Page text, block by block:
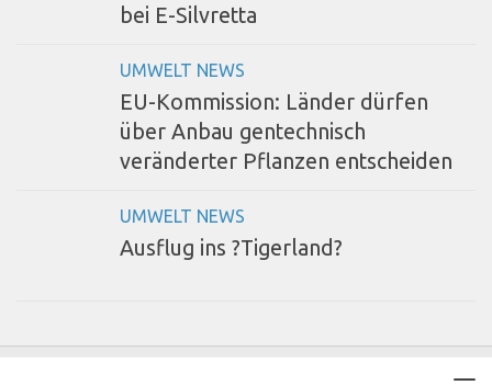
bei E-Silvretta
UMWELT NEWS
EU-Kommission: Länder dürfen
über Anbau gentechnisch
veränderter Pflanzen entscheiden
UMWELT NEWS
Ausflug ins ?Tigerland?